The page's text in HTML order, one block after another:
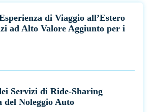
di Viaggio all’Estero
ad Alto Valore Aggiunto per i
Servizi di Ride-Sharing
del Noleggio Auto